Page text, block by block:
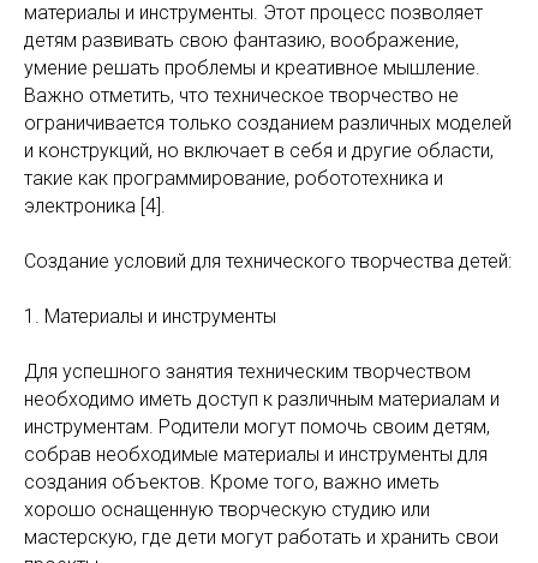
материалы и инструменты. Этот процесс позволяет
детям развивать свою фантазию, воображение,
умение решать проблемы и креативное мышление.
Важно отметить, что техническое творчество не
ограничивается только созданием различных моделей
и конструкций, но включает в себя и другие области,
такие как программирование, робототехника и
электроника [4].
Создание условий для технического творчества детей:
1. Материалы и инструменты
Для успешного занятия техническим творчеством
необходимо иметь доступ к различным материалам и
инструментам. Родители могут помочь своим детям,
собрав необходимые материалы и инструменты для
создания объектов. Кроме того, важно иметь
хорошо оснащенную творческую студию или
мастерскую, где дети могут работать и хранить свои